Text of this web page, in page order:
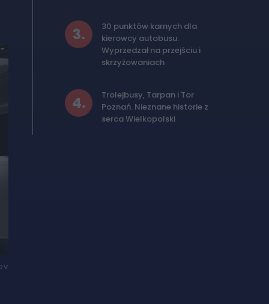
3.
30 punktów karnych dla
kierowcy autobusu.
Wyprzedzał na przejściu i
skrzyżowaniach
4.
Trolejbusy, Tarpan i Tor
Poznań. Nieznane historie z
serca Wielkopolski